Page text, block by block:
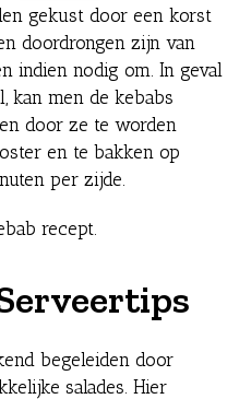
gekust door een korst
doordrongen zijn van
indien nodig om. In geval
kan men de kebabs
door ze te worden
en te bakken op
per zijde.
recept.
begeleiden door
salades. Hier